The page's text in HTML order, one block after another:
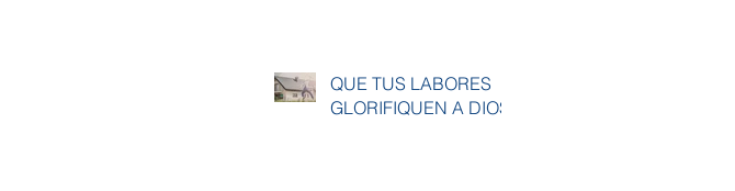
QUE TUS LABORES
GLORIFIQUEN A DIOS